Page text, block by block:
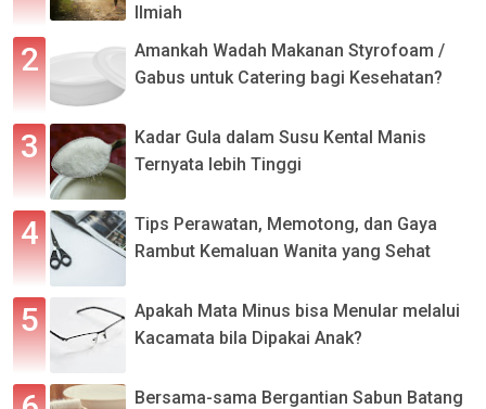
Ilmiah
Amankah Wadah Makanan Styrofoam /
Gabus untuk Catering bagi Kesehatan?
Kadar Gula dalam Susu Kental Manis
Ternyata lebih Tinggi
Tips Perawatan, Memotong, dan Gaya
Rambut Kemaluan Wanita yang Sehat
Apakah Mata Minus bisa Menular melalui
Kacamata bila Dipakai Anak?
Bersama-sama Bergantian Sabun Batang